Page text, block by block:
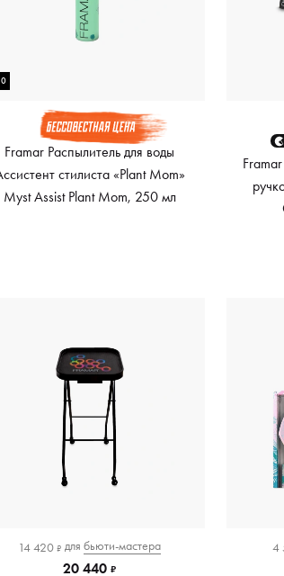
Framar Распылитель для воды
стилиста «Plant Mom»
Myst Assist Plant Mom, 250 мл
14 420 ₽ для бьюти-мастера
20 440 ₽
4